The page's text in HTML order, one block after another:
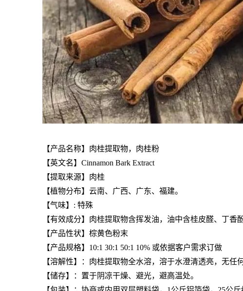
【产品名称】肉桂提取物，肉桂粉
【英文名】Cinnamon Bark Extract
【提取来源】肉桂
【植物分布】云南、广西、广东、福建。
【气味】: 特殊
【有效成分】肉桂提取物含挥发油，油中含桂皮醛、丁香
【产品性状】棕黄色粉末
【产品规格】10:1 30:1 50:1 10% 或依据客户需求订做
【溶解性】：肉桂提取物全水溶，溶于水澄清透亮，无任
【储存】：置于阴凉干燥、避光，避高温处。